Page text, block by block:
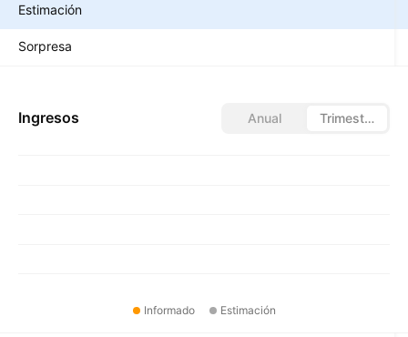
Estimación
Sorpresa
Ingresos Anual Trimestral
Informado Estimación